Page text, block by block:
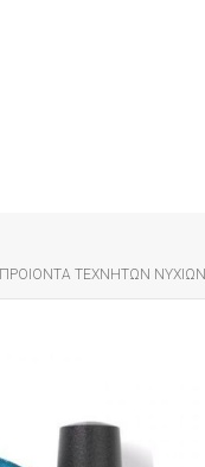
ΠΡΟΙΟΝΤΑ ΤΕΧΝΗΤΩΝ ΝΥΧΙΩΝ